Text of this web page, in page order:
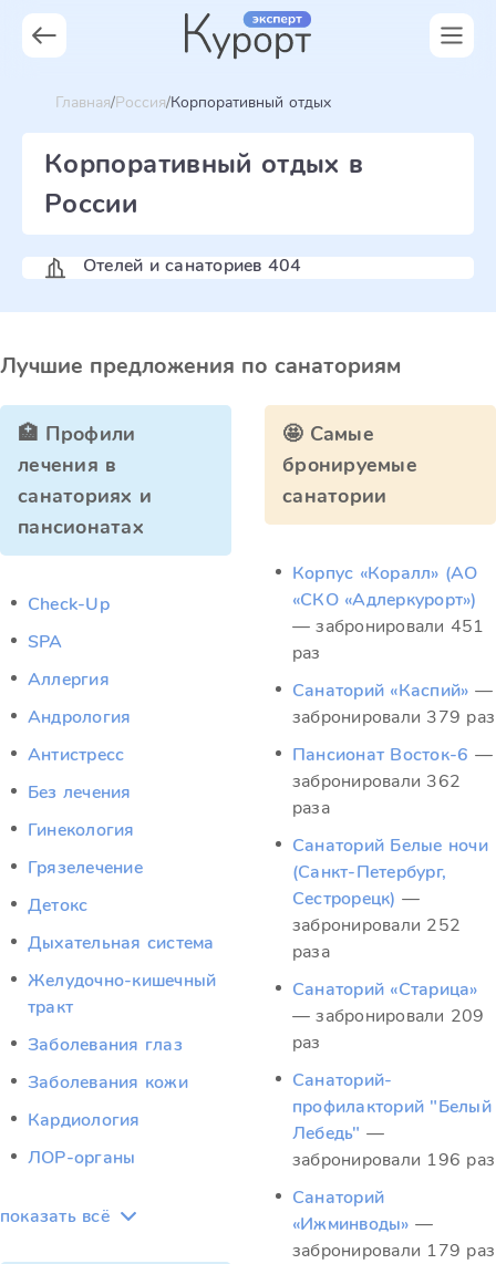
Главная Россия Корпоративный отдых
Корпоративный отдых в
России
Отелей и санаториев 404
Лучшие предложения по санаториям
🏥 Профили
лечения в
санаториях и
пансионатах
Check-Up
SPA
Аллергия
Андрология
Антистресс
Без лечения
Гинекология
Грязелечение
Детокс
Дыхательная система
Желудочно-кишечный
тракт
Заболевания глаз
Заболевания кожи
Кардиология
ЛОР-органы
показать всё
🤩 Самые
бронируемые
санатории
Корпус «Коралл» (АО
«СКО «Адлеркурорт»)
— забронировали 451
раз
Санаторий «Каспий» —
забронировали 379 раз
Пансионат Восток-6 —
забронировали 362
раза
Санаторий Белые ночи
(Санкт-Петербург,
Сестрорецк) —
забронировали 252
раза
Санаторий «Старица»
— забронировали 209
раз
Санаторий-
профилакторий "Белый
Лебедь" —
забронировали 196 раз
Санаторий
«Ижминводы» —
забронировали 179 раз